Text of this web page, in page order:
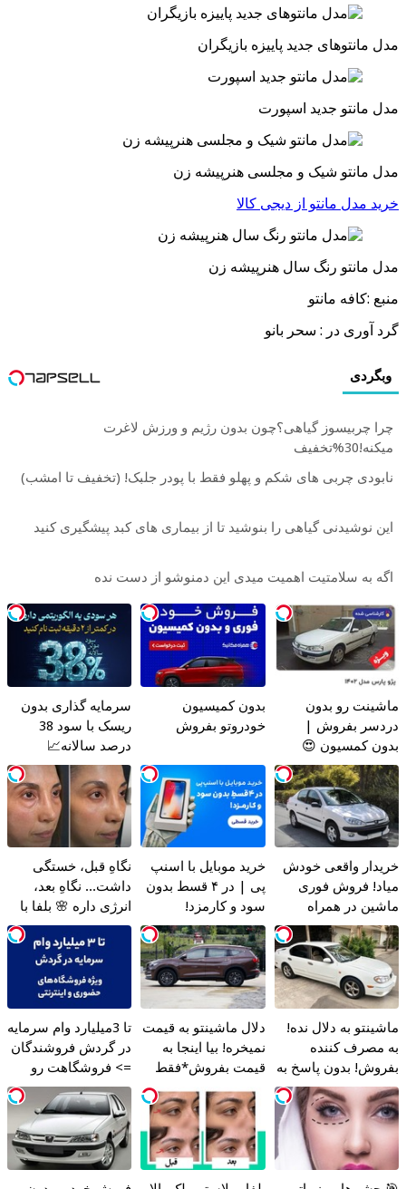
مدل مانتوهای جدید پاییزه بازیگران
مدل مانتو جدید اسپورت
مدل مانتو شیک و مجلسی هنرپیشه زن
خرید مدل مانتو از دیجی کالا
مدل مانتو رنگ سال هنرپیشه زن
منبع :کافه مانتو
گرد آوری در : سحر بانو
وبگردی
چرا چربیسوز گیاهی؟چون بدون رژیم و ورزش لاغرت
میکنه!30%تخفیف
نابودی چربی های شکم و پهلو فقط با پودر جلبک! (تخفیف تا امشب)
این نوشیدنی گیاهی را بنوشید تا از بیماری های کبد پیشگیری کنید
اگه به سلامتیت اهمیت میدی این دمنوشو از دست نده
ماشینت رو بدون
دردسر بفروش |
بدون کمسیون 😍
بدون کمیسیون
خودروتو بفروش
سرمایه گذاری بدون
ریسک با سود 38
درصد سالانه📈
خریدار واقعی خودش
میاد! فروش فوری
ماشین در همراه
مکانیک
خرید موبایل با اسنپ
پی | در ۴ قسط بدون
سود و کارمزد!
نگاهِ قبل، خستگی
داشت... نگاهِ بعد،
انرژی داره 🌸 بلفا با
25% تخفیف
ماشینتو به دلال نده!
به مصرف کننده
بفروش! بدون پاسخ به
یک تماس
دلال ماشینتو به قیمت
نمیخره! بیا اینجا به
قیمت بفروش*فقط
خریدار واقعی*
تا 3میلیارد وام سرمایه
در گردش فروشندگان
=> فروشگاهت رو
ثبت کن